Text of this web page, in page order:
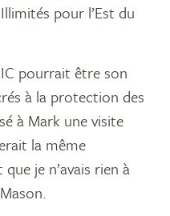
pour l’Est du
pourrait être son
à la protection des
à Mark une visite
la même
je n’avais rien à